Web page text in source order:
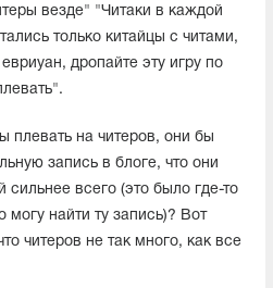
везде" "Читаки в каждой
только китайцы с читами,
дропайте эту игру по
плевать на читеров, они бы
запись в блоге, что они
всего (это было где-то
найти ту запись)? Вот
читеров не так много, как все